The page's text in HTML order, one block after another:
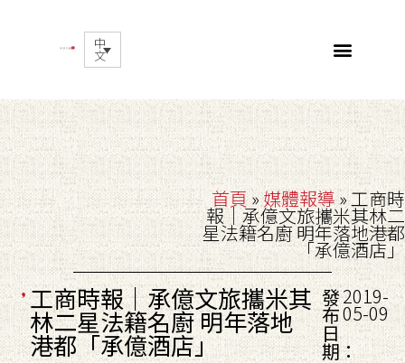
中
文
首頁»媒體報導»工商時
報｜承億文旅攜米其林二
星法籍名廚 明年落地港都
「承億酒店」
工商時報｜承億文旅攜米其
林二星法籍名廚 明年落地
港都「承億酒店」
發
布
日
期：
2019-
05-09